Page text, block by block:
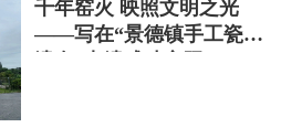
千年窑火 映照文明之光
——写在“景德镇手工瓷业